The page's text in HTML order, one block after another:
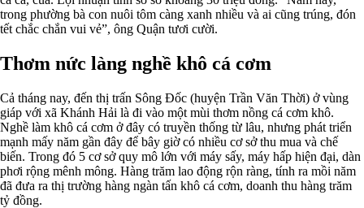
trong phường bà con nuôi tôm càng xanh nhiều và ai cũng trúng, đón
tết chắc chắn vui vẻ”, ông Quận tươi cười.
Thơm nức làng nghề khô cá cơm
Cả tháng nay, đến thị trấn Sông Ðốc (huyện Trần Văn Thời) ở vùng
giáp với xã Khánh Hải là đi vào một mùi thơm nồng cá cơm khô.
Nghề làm khô cá cơm ở đây có truyền thống từ lâu, nhưng phát triển
mạnh mấy năm gần đây để bây giờ có nhiều cơ sở thu mua và chế
biến. Trong đó 5 cơ sở quy mô lớn với máy sấy, máy hấp hiện đại, dàn
phơi rộng mênh mông. Hàng trăm lao động rộn ràng, tính ra mồi năm
đã đưa ra thị trường hàng ngàn tấn khô cá cơm, doanh thu hàng trăm
tỷ đồng.